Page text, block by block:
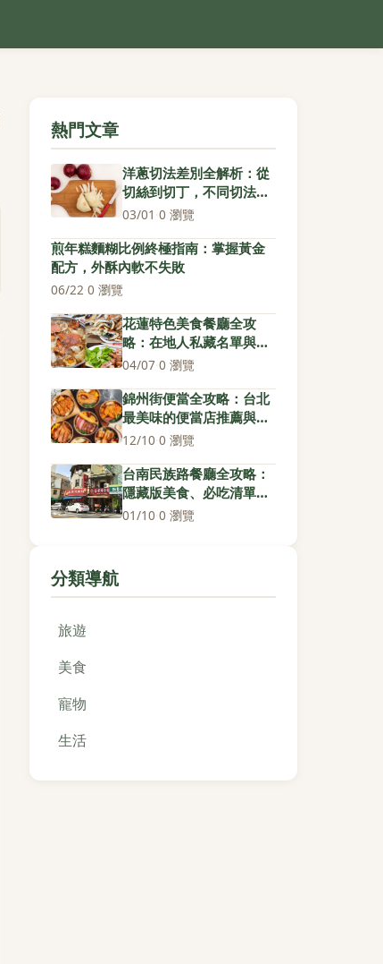
熱門文章
洋蔥切法差別全解析：從
切絲到切丁，不同切法如
何影響料理風味
03/01 ·0 瀏覽
煎年糕麵糊比例終極指南：掌握黃金
配方，外酥內軟不失敗
06/22·0 瀏覽
花蓮特色美食餐廳全攻
略：在地人私藏名單與避
坑指南
04/07·0 瀏覽
錦州街便當全攻略：台北
最美味的便當店推薦與隱
藏美食探索
12/10·0 瀏覽
台南民族路餐廳全攻略：
隱藏版美食、必吃清單與
在地人私房推薦
01/10·0 瀏覽
分類導航
旅遊
美食
寵物
生活